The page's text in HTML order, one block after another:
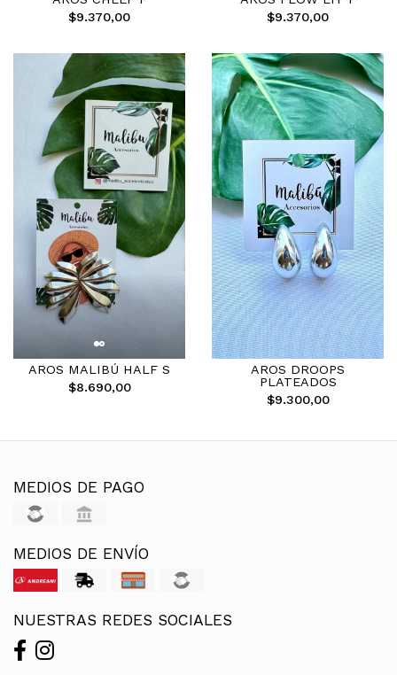
$9.370,00
$9.370,00
AROS MALIBÚ HALF S
$8.690,00
AROS DROOPS
PLATEADOS
$9.300,00
MEDIOS DE PAGO
MEDIOS DE ENVÍO
NUESTRAS REDES SOCIALES